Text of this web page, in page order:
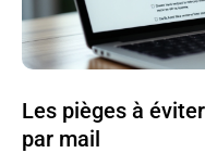
Les pièges à
par mail